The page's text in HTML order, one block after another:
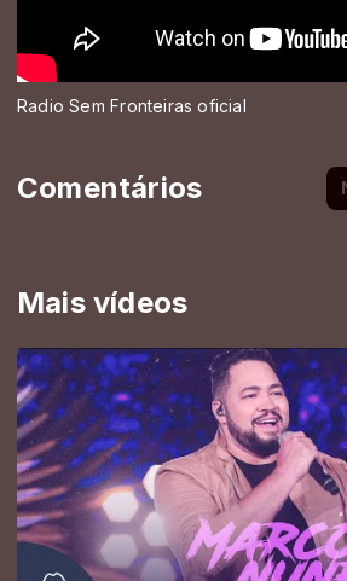
Mais vídeos
Radio Sem Fronteiras oficial
Comentários